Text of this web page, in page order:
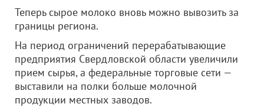
Теперь сырое молоко вновь можно вывозить за
границы региона.
На период ограничений перерабатывающие
предприятия Свердловской области увеличили
прием сырья, а федеральные торговые сети —
выставили на полки больше молочной
продукции местных заводов.